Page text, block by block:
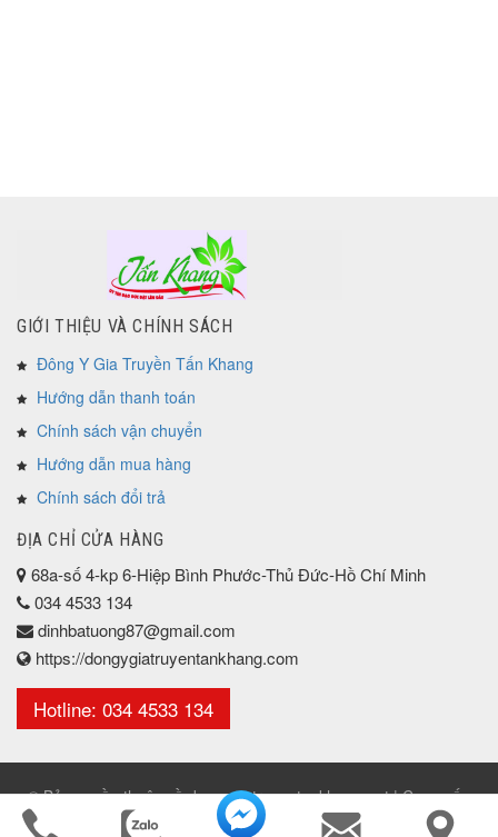
GIỚI THIỆU VÀ CHÍNH SÁCH
Đông Y Gia Truyền Tấn Khang
Hướng dẫn thanh toán
Chính sách vận chuyển
Hướng dẫn mua hàng
Chính sách đổi trả
ĐỊA CHỈ CỬA HÀNG
68a-số 4-kp 6-Hiệp Bình Phước-Thủ Đức-Hồ Chí Minh
034 4533 134
dinhbatuong87@gmail.com
https://dongygiatruyentankhang.com
Hotline: 034 4533 134
© Bản quyền thuộc về dongygiatruyentankhang.net | Cung cấp
bởiĐông Y Gia Truyền Tấn Khang